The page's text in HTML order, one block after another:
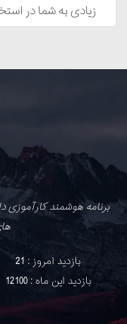
زیادی به شما در
برنامه هوشمند کارآموزی
بازدید امروز : 21
بازدید این ماه : 12100